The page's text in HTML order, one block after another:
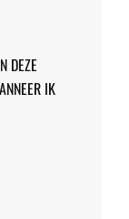
DEZE
IK